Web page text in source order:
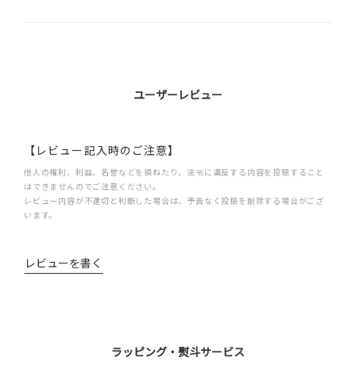
ユーザーレビュー
【レビュー記入時のご注意】
他人の権利、利益、名誉などを損ねたり、法令に違反する内容を投稿すること
はできませんのでご注意ください。
レビュー内容が不適切と判断した場合は、予告なく投稿を削除する場合がござ
います。
レビューを書く
ラッピング・熨斗サービス